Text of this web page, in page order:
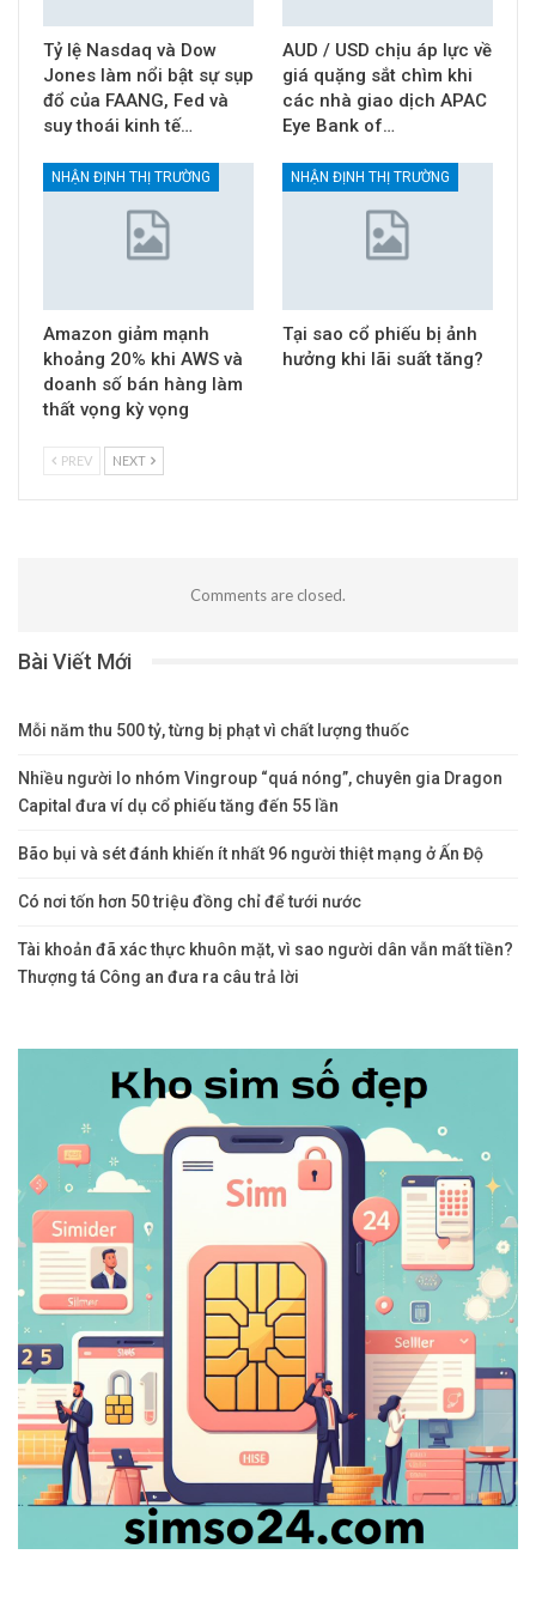
Tỷ lệ Nasdaq và Dow
Jones làm nổi bật sự sụp
đổ của FAANG, Fed và
suy thoái kinh tế…
AUD / USD chịu áp lực về
giá quặng sắt chìm khi
các nhà giao dịch APAC
Eye Bank of…
NHẬN ĐỊNH THỊ TRƯỜNG
Amazon giảm mạnh
khoảng 20% khi AWS và
doanh số bán hàng làm
thất vọng kỳ vọng
NHẬN ĐỊNH THỊ TRƯỜNG
Tại sao cổ phiếu bị ảnh
hưởng khi lãi suất tăng?
PREV NEXT
Comments are closed.
Bài Viết Mới
Mỗi năm thu 500 tỷ, từng bị phạt vì chất lượng thuốc
Nhiều người lo nhóm Vingroup “quá nóng”, chuyên gia Dragon
Capital đưa ví dụ cổ phiếu tăng đến 55 lần
Bão bụi và sét đánh khiến ít nhất 96 người thiệt mạng ở Ấn Độ
Có nơi tốn hơn 50 triệu đồng chỉ để tưới nước
Tài khoản đã xác thực khuôn mặt, vì sao người dân vẫn mất tiền?
Thượng tá Công an đưa ra câu trả lời